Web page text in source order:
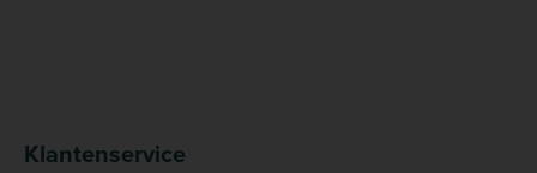
Klantenservice